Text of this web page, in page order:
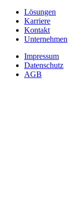
Lösungen
Karriere
Kontakt
Unternehmen
Impressum
Datenschutz
AGB